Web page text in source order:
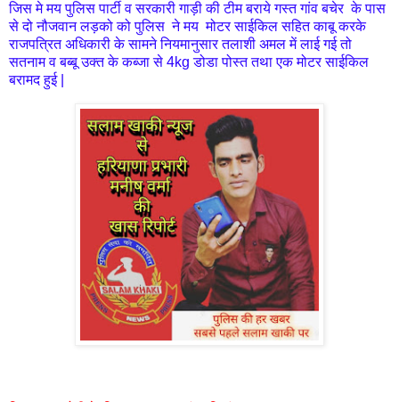
जिस मे मय पुलिस पार्टी व सरकारी गाड़ी की टीम बराये गस्त गांव बचेर के पास
से दो नौजवान लड़को को पुलिस ने मय मोटर साईकिल सहित काबू करके
राजपत्रित अधिकारी के सामने नियमानुसार तलाशी अमल में लाई गई तो
सतनाम व बब्बू उक्त के कब्जा से 4kg डोडा पोस्त तथा एक मोटर साईकिल
बरामद हुई |